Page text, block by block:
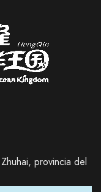
provincia del